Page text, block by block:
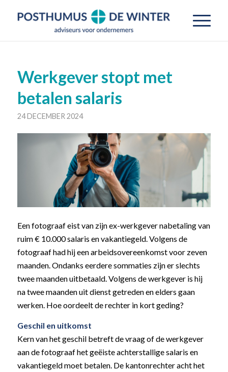
Werkgever stopt met
betalen salaris
24 DECEMBER 2024
Een fotograaf eist van zijn ex-werkgever nabetaling van
ruim € 10.000 salaris en vakantiegeld. Volgens de
fotograaf had hij een arbeidsovereenkomst voor zeven
maanden. Ondanks eerdere sommaties zijn er slechts
twee maanden uitbetaald. Volgens de werkgever is hij
na twee maanden uit dienst getreden en elders gaan
werken. Hoe oordeelt de rechter in kort geding?
Geschil en uitkomst
Kern van het geschil betreft de vraag of de werkgever
aan de fotograaf het geëiste achterstallige salaris en
vakantiegeld moet betalen. De kantonrechter acht het